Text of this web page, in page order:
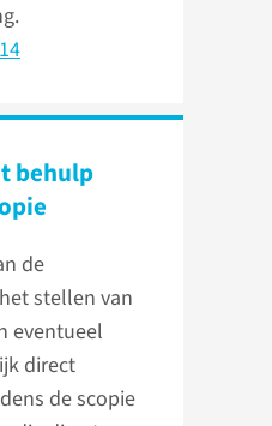
behulp
de
stellen van
eventueel
direct
de scopie